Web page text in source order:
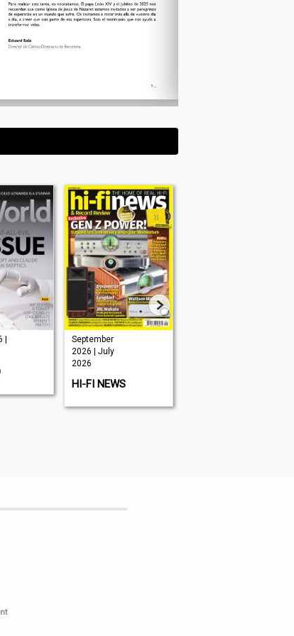
|
September
2026 | July
2026
HI-FI NEWS